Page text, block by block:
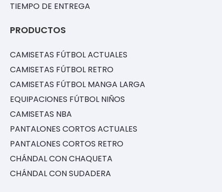
TIEMPO DE ENTREGA
PRODUCTOS
CAMISETAS FÚTBOL ACTUALES
CAMISETAS FÚTBOL RETRO
CAMISETAS FÚTBOL MANGA LARGA
EQUIPACIONES FÚTBOL NIÑOS
CAMISETAS NBA
PANTALONES CORTOS ACTUALES
PANTALONES CORTOS RETRO
CHÁNDAL CON CHAQUETA
CHÁNDAL CON SUDADERA